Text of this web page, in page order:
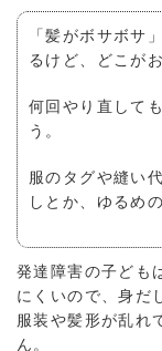
「髪がボサボサ
るけど、どこが
何回やり直して
う。
服のタグや縫い
しとか、ゆるめ
発達障害の子ども
にくいので、身だ
服装や髪形が乱れ
ん。